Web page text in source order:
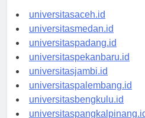
universitasaceh.id
universitasmedan.id
universitaspadang.id
universitaspekanbaru.id
universitasjambi.id
universitaspalembang.id
universitasbengkulu.id